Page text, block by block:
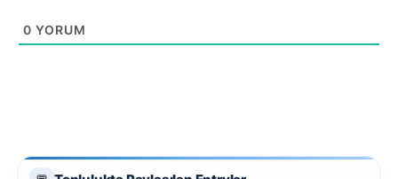
0 YORUM